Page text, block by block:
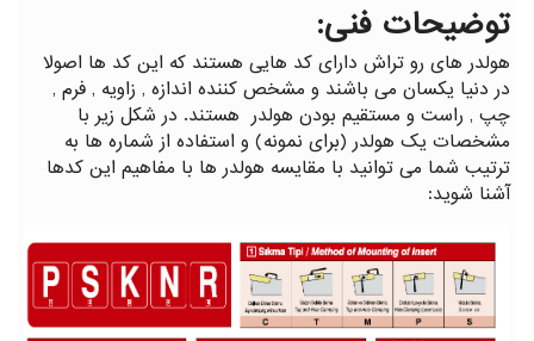
توضیحات فنی:
هولدر های رو تراش دارای کد هایی هستند که این کد ها اصولا
در دنیا یکسان می باشند و مشخص کننده اندازه , زاویه , فرم ,
چپ , راست و مستقیم بودن هولدر هستند. در شکل زیر با
مشخصات یک هولدر (برای نمونه) و استفاده از شماره ها به
ترتیب شما می توانید با مقایسه هولدر ها با مفاهیم این کدها
آشنا شوید: